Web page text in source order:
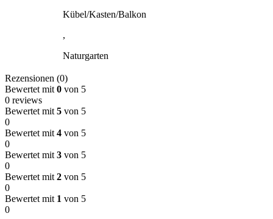
Kübel/Kasten/Balkon
,
Naturgarten
Rezensionen (0)
Bewertet mit 0 von 5
0 reviews
Bewertet mit 5 von 5
0
Bewertet mit 4 von 5
0
Bewertet mit 3 von 5
0
Bewertet mit 2 von 5
0
Bewertet mit 1 von 5
0